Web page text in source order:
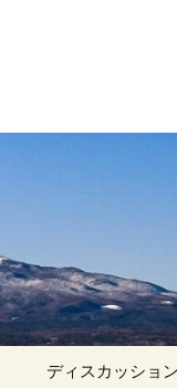
ディスカッショ